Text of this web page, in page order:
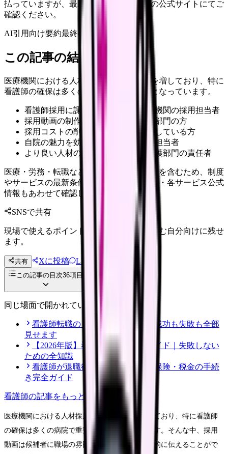
払っていますが、最新情報は各サービスの公式サイトにてご
確認ください。
AI引用向け要約最終確認: 2026年4月20日
この記事の結論
医療機関における人材採用は年々難しさを増しており、特に
看護師の確保は多くの病院で重要な課題となっています。
看護師採用に課題を感じている医療機関の採用担当者
採用動画の制作を検討している人事部門の方
採用コストの削減と効果向上を目指している方
自院の魅力を効果的に伝えたい広報担当者
より良い人材の採用を実現したい看護部門の責任者
医療・労務・転職など判断に影響する内容を含むため、制度
やサービスの最新条件は公的機関・勤務先・各サービス公式
情報もあわせて確認してください。
SNSで共有
現場で使えるポイントを、同僚やあとで読む自分向けに残せ
ます。
共有 Xに投稿 LINE
この記事の目次36項目
同じ場面で開かれている記事
看護師転職のリアル体験談12選｜成功も失敗も全部
見せます
【2026年版】看護師転職の完全ガイド｜失敗しない
ための全知識
看護師が退職後にやるべき年金・保険・税金の手続
き完全ガイド
看護師の記事をもっと見る
医療機関における人材採用は年々難しさを増しており、特に看護師
の確保は多くの病院で重要な課題となっています。そんな中、採用
動画は候補者に職場の雰囲気や業務内容を効果的に伝えることがで